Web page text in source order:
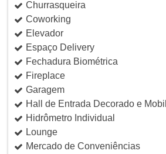
Churrasqueira
Coworking
Elevador
Espaço Delivery
Fechadura Biométrica
Fireplace
Garagem
Hall de Entrada Decorado e
Hidrômetro Individual
Lounge
Mercado de Conveniências